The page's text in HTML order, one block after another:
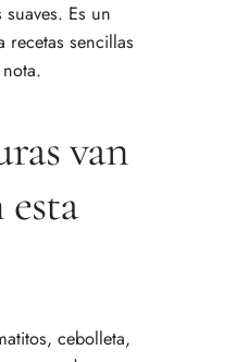
Es un
recetas sencillas
van
cebolleta,